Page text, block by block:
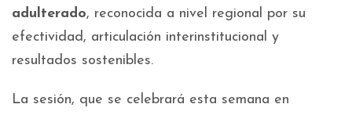
adulterado, reconocida a nivel regional por su
efectividad, articulación interinstitucional y
resultados sostenibles.
La sesión, que se celebrará esta semana en